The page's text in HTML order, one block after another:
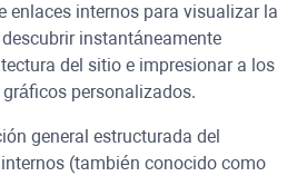
enlaces internos para visualizar la
instantáneamente
del sitio e impresionar a los
personalizados.
general estructurada del
(también conocido como